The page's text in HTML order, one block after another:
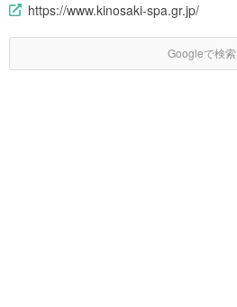
https://www.kinosaki-spa.gr.jp/
Googleで検索